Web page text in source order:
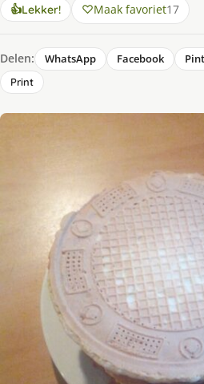
👍Lekker! Maak favoriet17
Delen: WhatsApp Facebook
Print